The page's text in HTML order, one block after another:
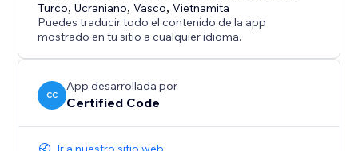
Turco,Ucraniano,Vasco,Vietnamita
Puedes traducir todo el contenido de la app
mostrado en tu sitio a cualquier idioma.
CC
App desarrollada por
Certified Code